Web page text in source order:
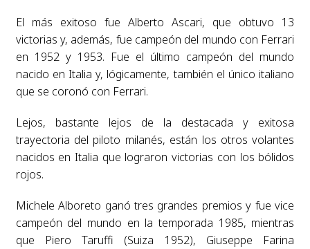
El más exitoso fue Alberto Ascari, que obtuvo 13
victorias y, además, fue campeón del mundo con Ferrari
en 1952 y 1953. Fue el último campeón del mundo
nacido en Italia y, lógicamente, también el único italiano
que se coronó con Ferrari.
Lejos, bastante lejos de la destacada y exitosa
trayectoria del piloto milanés, están los otros volantes
nacidos en Italia que lograron victorias con los bólidos
rojos.
Michele Alboreto ganó tres grandes premios y fue vice
campeón del mundo en la temporada 1985, mientras
que Piero Taruffi (Suiza 1952), Giuseppe Farina